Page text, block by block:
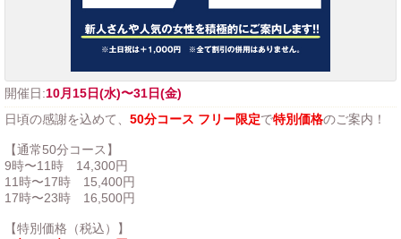
開催日:10月15日(水)〜31日(金)
日頃の感謝を込めて、 50分コース フリー限定で特別価格のご案内！
【通常50分コース】
9時〜11時 14,300円
11時〜17時 15,400円
17時〜23時 16,500円
【特別価格（税込）】